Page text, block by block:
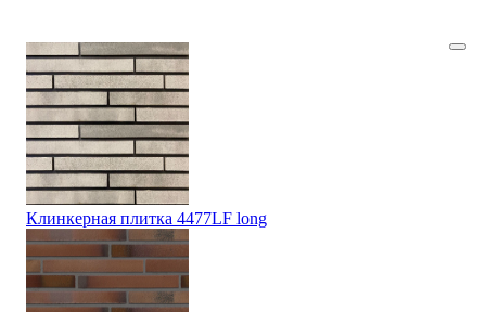
Клинкерная плитка 4477LF long